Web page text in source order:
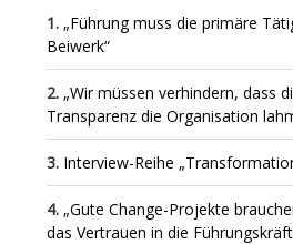
„Führung muss die primäre
Beiwerk“
„Wir müssen verhindern, dass
Transparenz die Organisation
Interview-Reihe
„Gute Change-Projekte
das Vertrauen in die